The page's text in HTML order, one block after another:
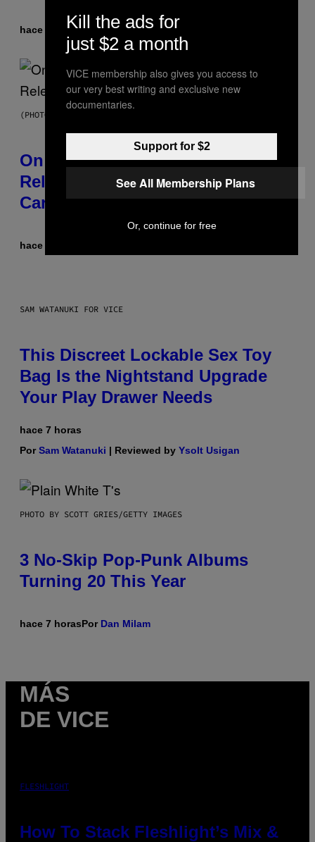
hace 5 horasPorDan Milam
(PHOTO BY GARY GERSHOFF/WIREIMAGE)
On This Day 13 Years Ago, Drake
Released the Best Song of His
Career
hace 6 horas
SAM WATANUKI FOR VICE
This Discreet Lockable Sex Toy
Bag Is the Nightstand Upgrade
Your Play Drawer Needs
hace 7 horas
PorSam Watanuki | Reviewed by Ysolt Usigan
PHOTO BY SCOTT GRIES/GETTY IMAGES
3 No-Skip Pop-Punk Albums
Turning 20 This Year
hace 7 horasPor Dan Milam
MÁS
DE VICE
FLESHLIGHT
How To Stack Fleshlight’s Mix &
Kill the ads for
just $2 a month
VICE membership also gives you access to
our very best writing and exclusive new
documentaries.
Support for $2
See All Membership Plans
Or, continue for free